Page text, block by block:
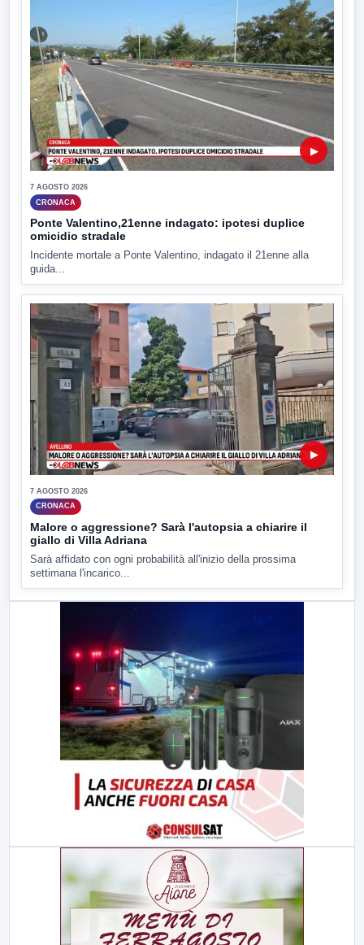
▶
7 AGOSTO 2026
CRONACA
Ponte Valentino,21enne indagato: ipotesi duplice
omicidio stradale
Incidente mortale a Ponte Valentino, indagato il 21enne alla
guida...
▶
7 AGOSTO 2026
CRONACA
Malore o aggressione? Sarà l'autopsia a chiarire il
giallo di Villa Adriana
Sarà affidato con ogni probabilità all'inizio della prossima
settimana l'incarico...